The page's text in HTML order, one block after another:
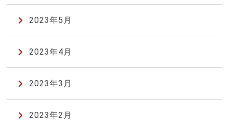
2023年5月
2023年4月
2023年3月
2023年2月